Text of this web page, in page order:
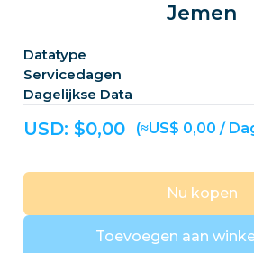
Jemen
Datatype
Servicedagen
Dagelijkse Data
USD: $0,00 (≈US$ 0,00 /
Toevoegen aan
Nu kopen